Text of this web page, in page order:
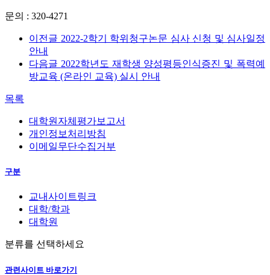
문의 : 320-4271
이전글 2022-2학기 학위청구논문 심사 신청 및 심사일정
안내
다음글 2022학년도 재학생 양성평등인식증진 및 폭력예
방교육 (온라인 교육) 실시 안내
목록
대학원자체평가보고서
개인정보처리방침
이메일무단수집거부
구분
교내사이트링크
대학/학과
대학원
분류를 선택하세요
관련사이트 바로가기